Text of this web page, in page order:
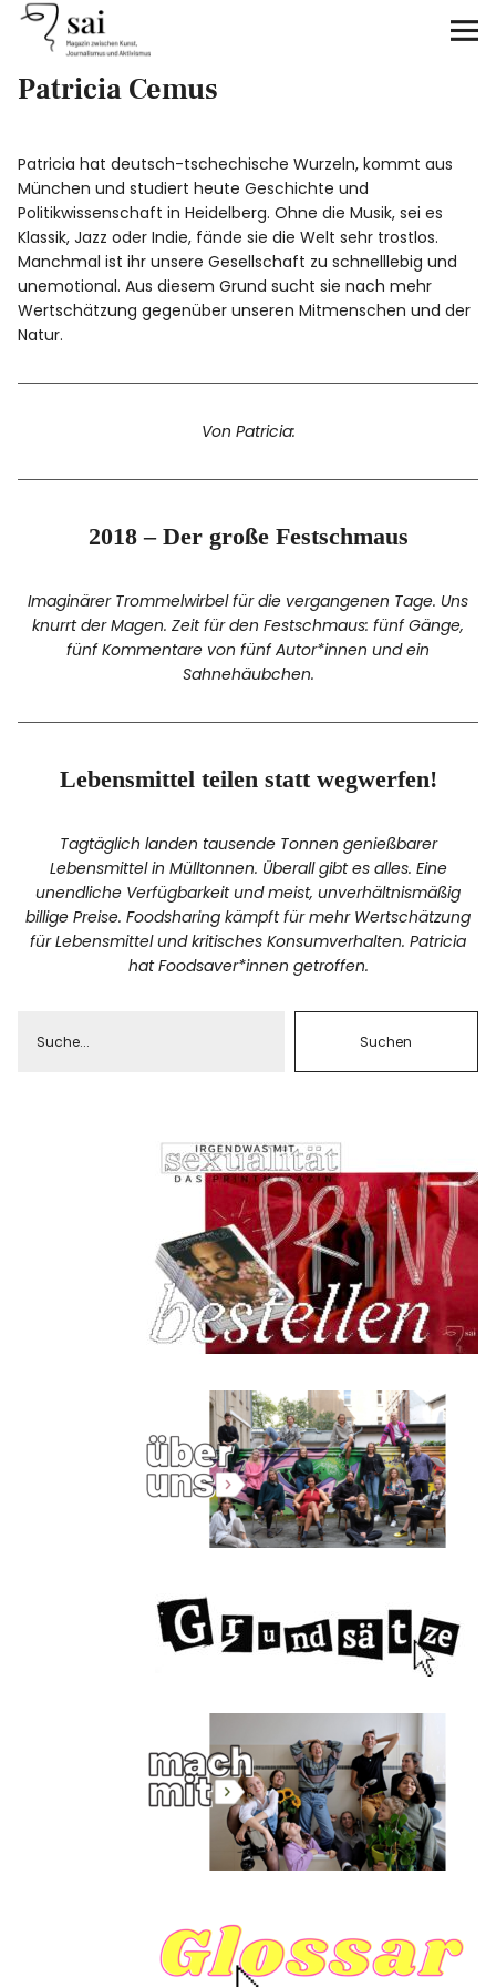
sai
Unterstützen
Antirassismus
Feminismen
Kunst&Literatur
Generation XYZ
Patricia Cemus
Patricia hat deutsch-tschechische Wurzeln, kommt aus
München und studiert heute Geschichte und
Politikwissenschaft in Heidelberg. Ohne die Musik, sei es
Klassik, Jazz oder Indie, fände sie die Welt sehr trostlos.
Manchmal ist ihr unsere Gesellschaft zu schnelllebig und
unemotional. Aus diesem Grund sucht sie nach mehr
Wertschätzung gegenüber unseren Mitmenschen und der
Natur.
Von Patricia:
2018 – Der große Festschmaus
Imaginärer Trommelwirbel für die vergangenen Tage. Uns
knurrt der Magen. Zeit für den Festschmaus: fünf Gänge,
fünf Kommentare von fünf Autor*innen und ein
Sahnehäubchen.
Lebensmittel teilen statt wegwerfen!
Tagtäglich landen tausende Tonnen genießbarer
Lebensmittel in Mülltonnen. Überall gibt es alles. Eine
unendliche Verfügbarkeit und meist, unverhältnismäßig
billige Preise. Foodsharing kämpft für mehr Wertschätzung
für Lebensmittel und kritisches Konsumverhalten. Patricia
hat Foodsaver*innen getroffen.